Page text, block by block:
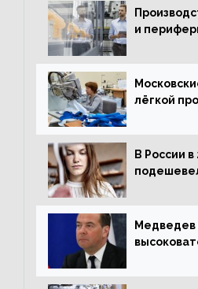
и
лёгкой
В России
Медведев